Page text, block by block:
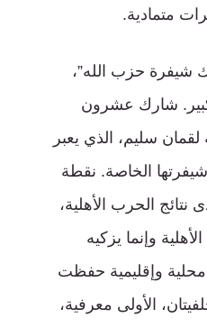
متمادية.
2018 مؤتمر بعنوان “تفكيك شيفرة حزب الله”،
شارك عشرون
سليم، الذي يعبر
الخاصة. نقطة
الحرب الأهلية،
وإنما يزكيه
وإقليمية حفظت
الأولى معرفية،